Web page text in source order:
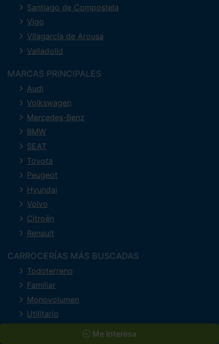
Me interesa
Santiago de Compostela
Vigo
Vilagarcía de Arousa
Valladolid
MARCAS PRINCIPALES
Audi
Volkswagen
Mercedes-Benz
BMW
SEAT
Toyota
Peugeot
Hyundai
Volvo
Citroën
Renault
CARROCERÍAS MÁS BUSCADAS
Todoterreno
Familiar
Monovolumen
Utilitario